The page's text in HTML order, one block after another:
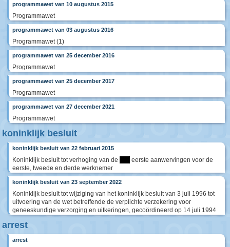
programmawet van 10 augustus 2015
Programmawet
programmawet van 03 augustus 2016
Programmawet (1)
programmawet van 25 december 2016
Programmawet
programmawet van 25 december 2017
Programmawet
programmawet van 27 december 2021
Programmawet
koninklijk besluit
koninklijk besluit van 22 februari 2015
Koninklijk besluit tot verhoging van de
eerste aanwervingen voor de
eerste, tweede en derde werknemer
koninklijk besluit van 23 september 2022
Koninklijk besluit tot wijziging van het koninklijk besluit van 3 juli 1996 tot
uitvoering van de wet betreffende de verplichte verzekering voor
geneeskundige verzorging en uitkeringen, gecoördineerd op 14 juli 1994
arrest
arrest